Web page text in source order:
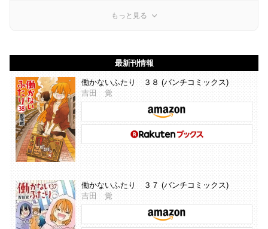
もっと見る
最新刊情報
働かないふたり ３８ (バンチコミックス)
吉田 覚
働かないふたり ３７ (バンチコミックス)
吉田 覚